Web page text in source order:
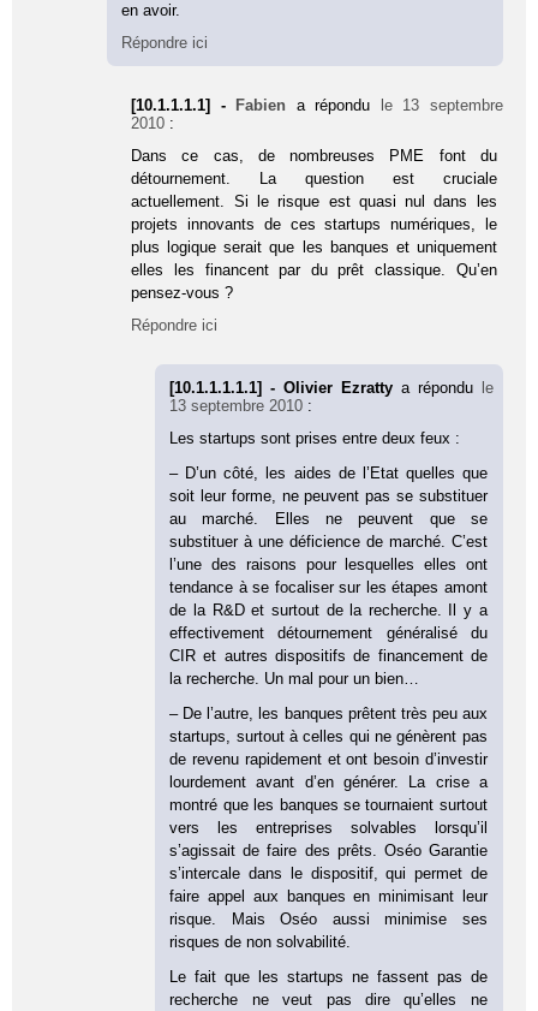
en avoir.
Répondre ici
[10.1.1.1.1] - Fabien a répondu le 13 septembre
2010 :
Dans ce cas, de nombreuses PME font du
détournement. La question est cruciale
actuellement. Si le risque est quasi nul dans les
projets innovants de ces startups numériques, le
plus logique serait que les banques et uniquement
elles les financent par du prêt classique. Qu’en
pensez-vous ?
Répondre ici
[10.1.1.1.1.1] - Olivier Ezratty a répondu le
13 septembre 2010 :
Les startups sont prises entre deux feux :
– D’un côté, les aides de l’Etat quelles que
soit leur forme, ne peuvent pas se substituer
au marché. Elles ne peuvent que se
substituer à une déficience de marché. C’est
l’une des raisons pour lesquelles elles ont
tendance à se focaliser sur les étapes amont
de la R&D et surtout de la recherche. Il y a
effectivement détournement généralisé du
CIR et autres dispositifs de financement de
la recherche. Un mal pour un bien…
– De l’autre, les banques prêtent très peu aux
startups, surtout à celles qui ne génèrent pas
de revenu rapidement et ont besoin d’investir
lourdement avant d’en générer. La crise a
montré que les banques se tournaient surtout
vers les entreprises solvables lorsqu’il
s’agissait de faire des prêts. Oséo Garantie
s’intercale dans le dispositif, qui permet de
faire appel aux banques en minimisant leur
risque. Mais Oséo aussi minimise ses
risques de non solvabilité.
Le fait que les startups ne fassent pas de
recherche ne veut pas dire qu’elles ne